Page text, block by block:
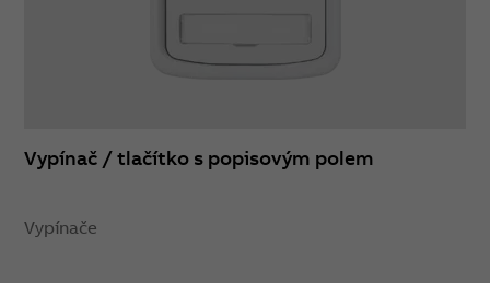
Vypínač / tlačítko s popisovým polem
Vypínače